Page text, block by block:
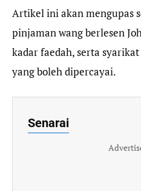
Artikel ini akan mengupas
pinjaman wang berlesen
kadar faedah, serta
yang boleh dipercayai.
Senarai